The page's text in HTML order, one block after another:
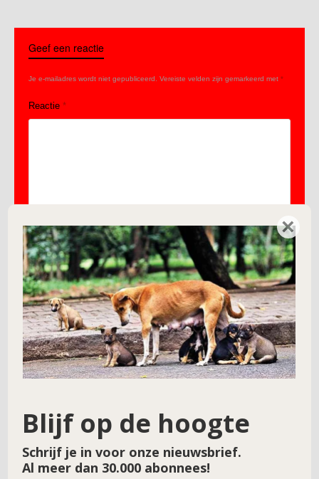
Geef een reactie
Je e-mailadres wordt niet gepubliceerd. Vereiste velden zijn gemarkeerd met *
Reactie *
Naam*
E-mail*
Site
×
Blijf op de hoogte
Schrijf je in voor onze nieuwsbrief.
Al meer dan 30.000 abonnees!